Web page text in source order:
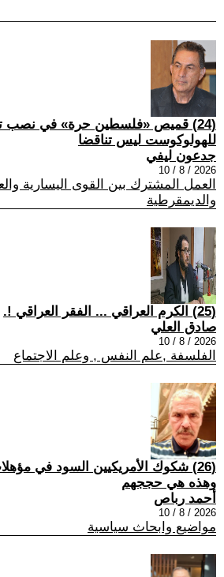
(24) قميص «فلسطين حرة» في نصب
للهولوكوست ليس تناقضا
جدعون ليفي
2026 / 8 / 10
العمل المشترك بين القوى اليسارية
والديمقرطية
(25) الكرم العراقي ... الفقر العراقي !.
صادق العلي
2026 / 8 / 10
الفلسفة ,علم النفس , وعلم الاجتماع
(26) شكوك الأمريكيين السود في
وهذه هي حججهم
أحمد رباص
2026 / 8 / 10
مواضيع وابحاث سياسية